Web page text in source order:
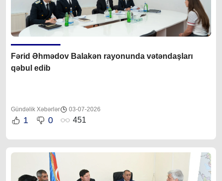
Fərid Əhmədov Balakən rayonunda vətəndaşları
qəbul edib
Gündəlik Xəbərlər 03-07-2026
1 0 451